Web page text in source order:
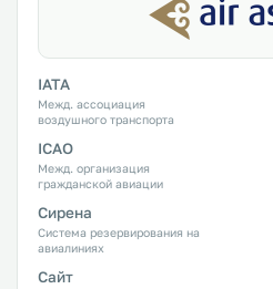
IATA
Межд. ассоциация
воздушного транспорта
ICAO
Межд. организация
гражданской авиации
Сирена
Система резервирования на
авиалиниях
Сайт